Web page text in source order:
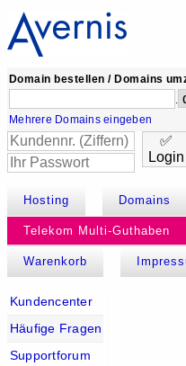
Domain bestellen / Domains
.
Mehrere Domains eingeben
✅
Login
Hosting Domains
Telekom Multi-Guthaben
Warenkorb
Kundencenter
Häufige Fragen
Supportforum